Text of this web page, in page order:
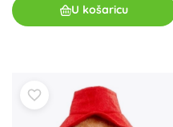
U košaricu